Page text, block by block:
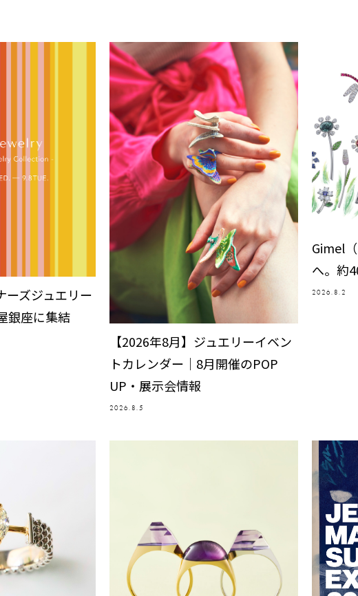
ーズジュエリー
銀座に集結
【2026年8月】ジュエリーイベン
トカレンダー｜8月開催のPOP
UP・展示会情報
2026.8.5
Gimel
へ。約
2026.8.2